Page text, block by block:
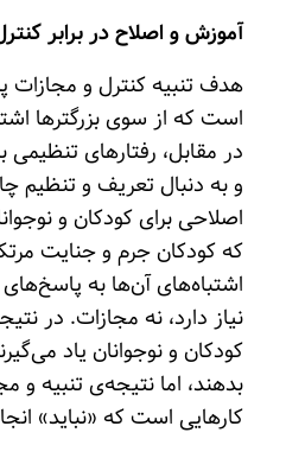
آموزش و اصلاح در برابر
هدف تنبیه کنترل و مجازات
است که از سوی بزرگترها
در مقابل، رفتارهای تنظیمی
و به دنبال تعریف و تنظیم
اصلاحی برای کودکان و
که کودکان جرم و جنایت
اشتباه‌های آن‌ها به
نیاز دارد، نه مجازات. در
کودکان و نوجوانان یاد
بدهند، اما نتیجه‌ی تنبیه و
کارهایی است که «نباید»